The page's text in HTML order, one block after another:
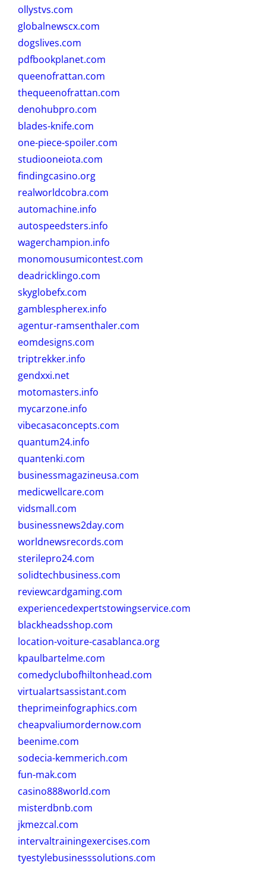
ollystvs.com
globalnewscx.com
dogslives.com
pdfbookplanet.com
queenofrattan.com
thequeenofrattan.com
denohubpro.com
blades-knife.com
one-piece-spoiler.com
studiooneiota.com
findingcasino.org
realworldcobra.com
automachine.info
autospeedsters.info
wagerchampion.info
monomousumicontest.com
deadricklingo.com
skyglobefx.com
gamblespherex.info
agentur-ramsenthaler.com
eomdesigns.com
triptrekker.info
gendxxi.net
motomasters.info
mycarzone.info
vibecasaconcepts.com
quantum24.info
quantenki.com
businessmagazineusa.com
medicwellcare.com
vidsmall.com
businessnews2day.com
worldnewsrecords.com
sterilepro24.com
solidtechbusiness.com
reviewcardgaming.com
experiencedexpertstowingservice.com
blackheadsshop.com
location-voiture-casablanca.org
kpaulbartelme.com
comedyclubofhiltonhead.com
virtualartsassistant.com
theprimeinfographics.com
cheapvaliumordernow.com
beenime.com
sodecia-kemmerich.com
fun-mak.com
casino888world.com
misterdbnb.com
jkmezcal.com
intervaltrainingexercises.com
tyestylebusinesssolutions.com